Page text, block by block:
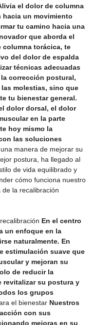
el dolor de columna
hacia un movimiento
tu camino hacia una
que aborda el
columna torácica, te
del dolor de espalda
técnicas adecuadas
corrección postural,
molestias, sino que
tu bienestar general.
dolor dorsal, el dolor
en la parte
hoy mismo la
las soluciones
manera de mejorar su
postura, ha llegado al
de vida equilibrado y
cómo funciona nuestro
la recalibración
En el centro
un enfoque en la
naturalmente. En
estimulación suave que
y mejoran su
de reducir la
revitalizar su postura y
los grupos
el bienestar Nuestros
con sus
mejoras en su